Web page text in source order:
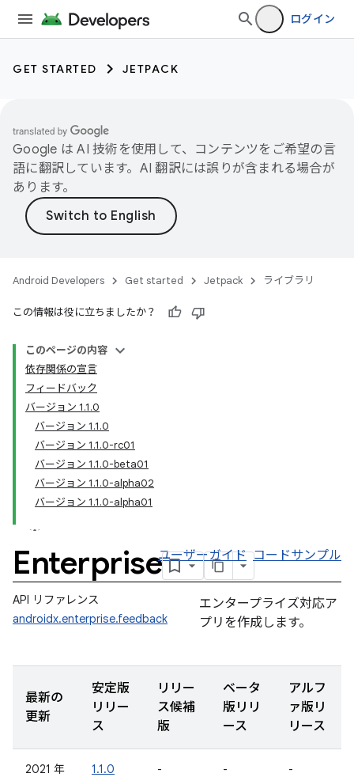
ログイン
GET STARTED JETPACK
Google は AI 技術を使用して、コンテンツをご希望の言
語に翻訳しています。AI 翻訳には誤りが含まれる場合が
あります。
Android Developers Get started Jetpack ライブラリ
この情報は役に立ちましたか？
このページの内容
依存関係の宣言
フィードバック
バージョン 1.1.0
バージョン 1.1.0
バージョン 1.1.0-rc01
バージョン 1.1.0-beta01
バージョン 1.1.0-alpha02
バージョン 1.1.0-alpha01
Enterpriseユーザーガイド コードサンプル
API リファレンス
androidx.enterprise.feedback
エンタープライズ対応ア
プリを作成します。
最新の
更新
安定版
リリー
ス
リリー
ス候補
版
ベータ
版リリ
ース
アルフ
ァ版リ
リース
2021 年
1.1.0 - - -